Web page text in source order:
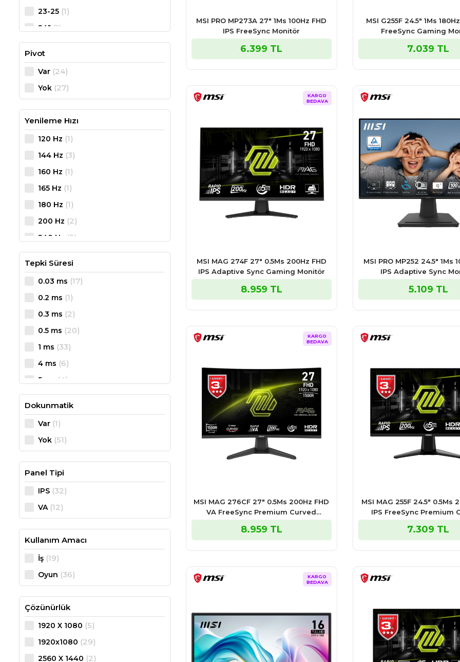
23-25 (1)
24" (1)
24.5 inç (1)
24.5" (7)
25" (1)
26.5 inç
27" (27)
27.0 inç (3)
27-29 (1)
31.5 inç (1)
31.5" (6)
32" (4)
34" (3)
49.0 inç (1)
Pivot
Var (24)
Yok (27)
Yenileme Hızı
120 Hz (1)
144 Hz (3)
160 Hz (1)
165 Hz (1)
180 Hz (1)
200 Hz (2)
240 Hz (5)
260 Hz (2)
280 Hz (2)
310 Hz (1)
320 Hz (1)
330 Hz (1)
360 Hz (1)
480 Hz (1)
500 Hz (1)
Tepki Süresi
0.03 ms (17)
0.2 ms (1)
0.3 ms (2)
0.5 ms (20)
1 ms (33)
4 ms (6)
5 ms (4)
Dokunmatik
Var (1)
Yok (51)
Panel Tipi
IPS (32)
VA (12)
Kullanım Amacı
İş (19)
Oyun (36)
Çözünürlük
1920 X 1080 (5)
1920x1080 (29)
2560 X 1440 (2)
MSI PRO MP273A 27″ 1Ms 100Hz FHD
IPS FreeSync Monitör
6.399 TL
MSI G255F 24.5″ 1Ms
FreeSync Gaming
7.039 TL
MSI MAG 274F 27″ 0.5Ms 200Hz FHD
IPS Adaptive Sync Gaming Monitör
8.959 TL
KARGO
BEDAVA
MSI PRO MP252 24.5″ 1Ms
IPS Adaptive Sync
5.109 TL
MSI MAG 276CF 27″ 0.5Ms 200Hz FHD
VA FreeSync Premium Curved
Gaming Monitör
8.959 TL
KARGO
BEDAVA
MSI MAG 255F 24.5″ 0.5Ms
IPS FreeSync Premium
Monitör
7.309 TL
KARGO
BEDAVA